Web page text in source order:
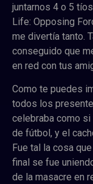
juntarnos 4 o 5
Life: Opposing
me divertía tanto.
conseguido que
en red con tus
Como te puedes
todos los
celebraba como si
de fútbol, y el
Fue tal la cosa
final se fue
de la masacre en